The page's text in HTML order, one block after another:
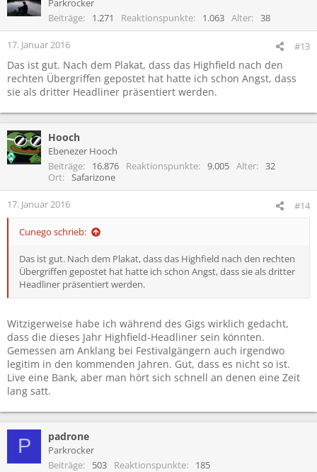
i
n
e
:
Parkrocker
Beiträge
1.271 Reaktionspunkte 1.063 Alter 38
17. Januar 2016 #13
Das ist gut. Nach dem Plakat, dass das Highfield nach den
rechten Übergriffen gepostet hat hatte ich schon Angst, dass
sie als dritter Headliner präsentiert werden.
Hooch
Ebenezer Hooch
Beiträge
16.876 Reaktionspunkte 9.005 Alter
32
Ort
Safarizone
17. Januar 2016 #14
Cunego schrieb:
Das ist gut. Nach dem Plakat, dass das Highfield nach den rechten
Übergriffen gepostet hat hatte ich schon Angst, dass sie als dritter
Headliner präsentiert werden.
Witzigerweise habe ich während des Gigs wirklich gedacht,
dass die dieses Jahr Highfield-Headliner sein könnten.
Gemessen am Anklang bei Festivalgängern auch irgendwo
legitim in den kommenden Jahren. Gut, dass es nicht so ist.
Live eine Bank, aber man hört sich schnell an denen eine Zeit
lang satt.
P padrone
Parkrocker
Beiträge
503 Reaktionspunkte 185